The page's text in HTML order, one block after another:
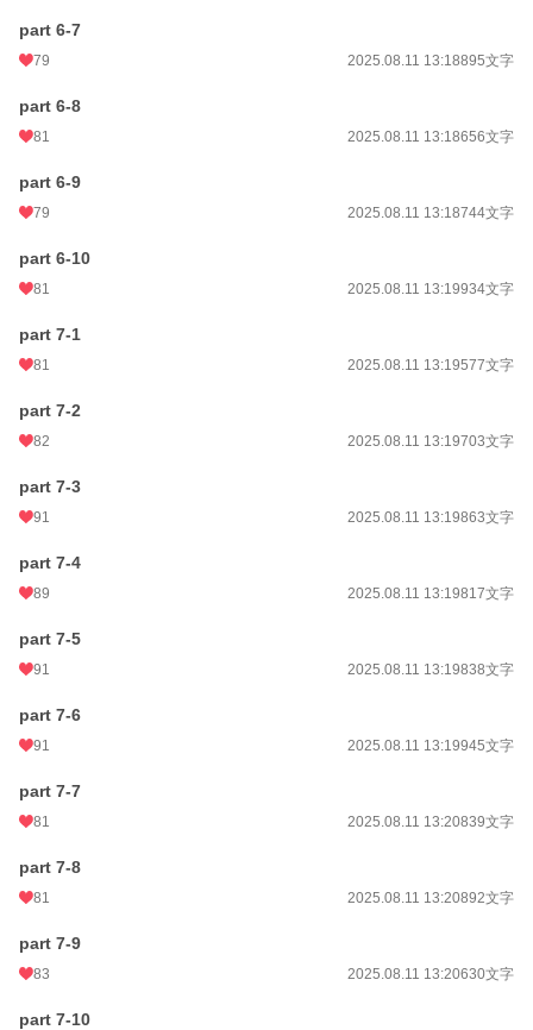
part 6-7
79 2025.08.11 13:18895文字
part 6-8
81 2025.08.11 13:18656文字
part 6-9
79 2025.08.11 13:18744文字
part 6-10
81 2025.08.11 13:19934文字
part 7-1
81 2025.08.11 13:19577文字
part 7-2
82 2025.08.11 13:19703文字
part 7-3
91 2025.08.11 13:19863文字
part 7-4
89 2025.08.11 13:19817文字
part 7-5
91 2025.08.11 13:19838文字
part 7-6
91 2025.08.11 13:19945文字
part 7-7
81 2025.08.11 13:20839文字
part 7-8
81 2025.08.11 13:20892文字
part 7-9
83 2025.08.11 13:20630文字
part 7-10